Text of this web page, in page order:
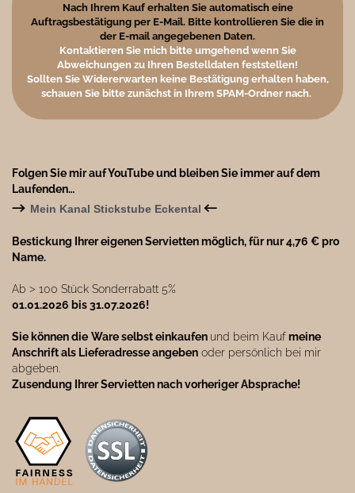
Nach Ihrem Kauf erhalten Sie automatisch eine
Auftragsbestätigung per E-Mail. Bitte kontrollieren Sie die in
der E-mail angegebenen Daten.
Kontaktieren Sie mich bitte umgehend wenn Sie
Abweichungen zu Ihren Bestelldaten feststellen!
Sollten Sie Widererwarten keine Bestätigung erhalten haben,
schauen Sie bitte zunächst in Ihrem SPAM-Ordner nach.
Folgen Sie mir auf YouTube und bleiben Sie immer auf dem
Laufenden…
→ Mein Kanal Stickstube Eckental ←
Bestickung Ihrer eigenen Servietten möglich, für nur 4,76 € pro
Name.
Ab ˃ 100 Stück Sonderrabatt 5%
01.01.2026 bis 31.07.2026!
Sie können die Ware selbst einkaufen und beim Kaufmeine
Anschrift als Lieferadresse angeben oder persönlich bei mir
abgeben.
Zusendung Ihrer Servietten nach vorheriger Absprache!